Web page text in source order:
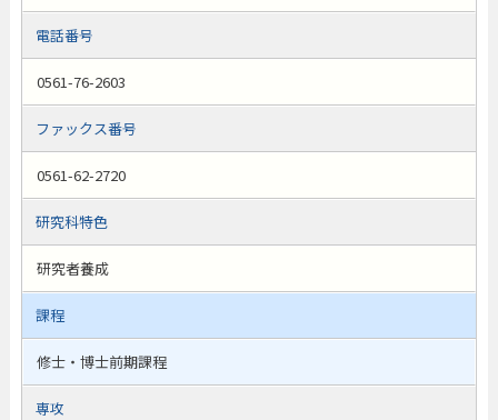
電話番号
0561-76-2603
ファックス番号
0561-62-2720
研究科特色
研究者養成
課程
修士・博士前期課程
専攻